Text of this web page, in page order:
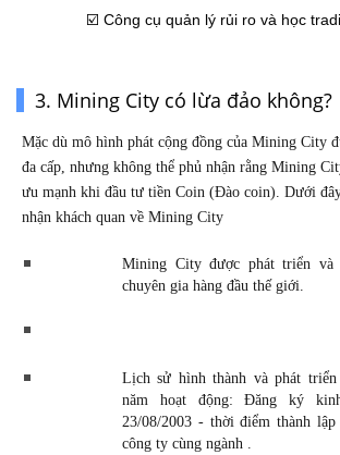
☑️ Công cụ quản lý rủi ro và học
3. Mining City có lừa đảo không?
Mặc dù mô hình phát cộng đồng của Mining City
đa cấp, nhưng không thể phủ nhận rằng Mining
ưu mạnh khi đầu tư tiền Coin (Đào coin). Dưới
nhận khách quan về Mining City
Mining City được phát triển
chuyên gia hàng đầu thế giới.
Lịch sử hình thành và phát
năm hoạt động: Đăng ký
23/08/2003 - thời điểm thành
công ty cùng ngành .